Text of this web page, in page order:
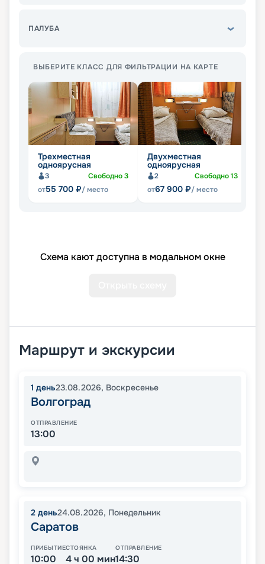
ПАЛУБА
ВЫБЕРИТЕ КЛАСС ДЛЯ ФИЛЬТРАЦИИ НА КАРТЕ
Трехместная
одноярусная
3 Свободно3
от55 700 ₽/ место
Двухместная
одноярусная
2 Свободно13
от67 900 ₽/ место
Схема кают доступна в модальном окне
Маршрут и экскурсии
1 день23.08.2026, Воскресенье
Волгоград
ОТПРАВЛЕНИЕ
13:00
2 день24.08.2026, Понедельник
Саратов
ПРИБЫТИЕ
10:00
СТОЯНКА
4 ч 00 мин
ОТПРАВЛЕНИЕ
14:30